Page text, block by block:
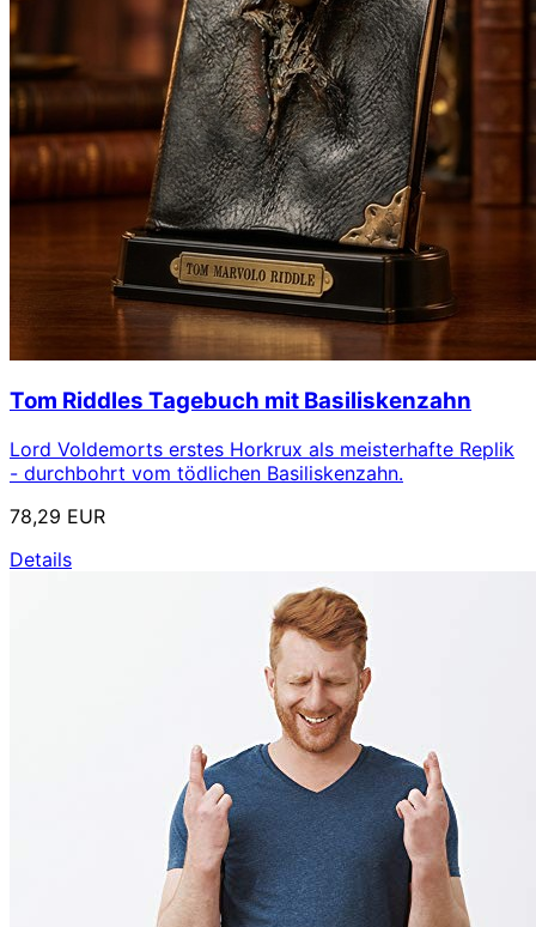
Tom Riddles Tagebuch mit Basiliskenzahn
Lord Voldemorts erstes Horkrux als meisterhafte Replik
- durchbohrt vom tödlichen Basiliskenzahn.
78,29 EUR
Details